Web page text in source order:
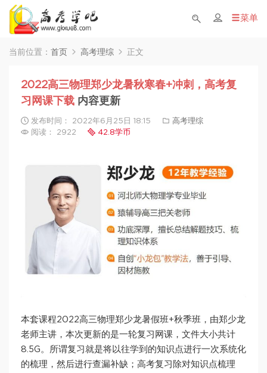
菜单
当前位置： 首页 高考理综 正文
2022高三物理郑少龙暑秋寒春+冲刺，高考复
习网课下载 内容更新
发布时间： 2022年6月25日 18:15
高考理综
阅读： 2922
42.8学币
本套课程2022高三物理郑少龙暑假班+秋季班，由郑少龙
老师主讲，本次更新的是一轮复习网课，文件大小共计
8.5G。所谓复习就是将以往学到的知识点进行一次系统化
的梳理，然后进行查漏补缺；高考复习除对知识点梳理